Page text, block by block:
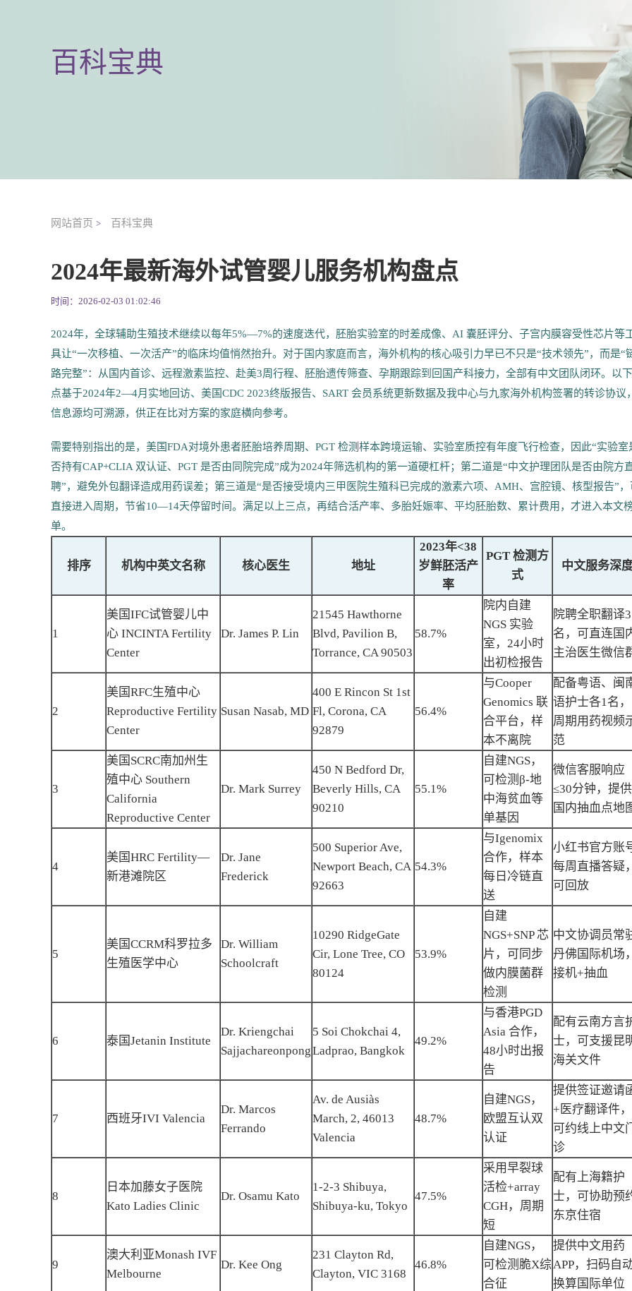
百科宝典
网站首页 > 百科宝典
2024年最新海外试管婴儿服务机构盘点
时间：2026-02-03 01:02:46
2024年，全球辅助生殖技术继续以每年5%—7%的速度迭代，胚胎实验室的时差成像、AI 囊胚评分、子宫内膜容受性芯片等
具让“一次移植、一次活产”的临床均值悄然抬升。对于国内家庭而言，海外机构的核心吸引力早已不只是“技术领先”，而是“
路完整”：从国内首诊、远程激素监控、赴美3周行程、胚胎遗传筛查、孕期跟踪到回国产科接力，全部有中文团队闭环。以
点基于2024年2—4月实地回访、美国CDC 2023终版报告、SART 会员系统更新数据及我中心与九家海外机构签署的转诊协议，
信息源均可溯源，供正在比对方案的家庭横向参考。
需要特别指出的是，美国FDA对境外患者胚胎培养周期、PGT 检测样本跨境运输、实验室质控有年度飞行检查，因此“实验室
否持有CAP+CLIA 双认证、PGT 是否由同院完成”成为2024年筛选机构的第一道硬杠杆；第二道是“中文护理团队是否由院方
聘”，避免外包翻译造成用药误差；第三道是“是否接受境内三甲医院生殖科已完成的激素六项、AMH、宫腔镜、核型报告”，
直接进入周期，节省10—14天停留时间。满足以上三点，再结合活产率、多胎妊娠率、平均胚胎数、累计费用，才进入本文
单。
排序 机构中英文名称 核心医生 地址
2023年<38
岁鲜胚活产
率
PGT 检测方
式
中文服务深
1
美国IFC试管婴儿中
心 INCINTA Fertility
Center
Dr. James P. Lin
21545 Hawthorne
Blvd, Pavilion B,
Torrance, CA 90503
58.7%
院内自建
NGS 实验
室，24小时
出初检报告
院聘全职翻译3
名，可直连国
主治医生微信
2
美国RFC生殖中心
Reproductive Fertility
Center
Susan Nasab, MD
400 E Rincon St 1st
Fl, Corona, CA
92879
56.4%
与Cooper
Genomics 联
合平台，样
本不离院
配备粤语、闽
语护士各1名，
周期用药视频
范
3
美国SCRC南加州生
殖中心 Southern
California
Reproductive Center
Dr. Mark Surrey
450 N Bedford Dr,
Beverly Hills, CA
90210
55.1%
自建NGS，
可检测β-地
中海贫血等
单基因
微信客服响应
≤30分钟，提供
国内抽血点地
4
美国HRC Fertility—
新港滩院区
Dr. Jane
Frederick
500 Superior Ave,
Newport Beach, CA
92663
54.3%
与Igenomix
合作，样本
每日冷链直
送
小红书官方账
每周直播答疑，
可回放
5
美国CCRM科罗拉多
生殖医学中心
Dr. William
Schoolcraft
10290 RidgeGate
Cir, Lone Tree, CO
80124
53.9%
自建
NGS+SNP 芯
片，可同步
做内膜菌群
检测
中文协调员常
丹佛国际机场，
接机+抽血
6 泰国Jetanin Institute
Dr. Kriengchai
Sajjachareonpong
5 Soi Chokchai 4,
Ladprao, Bangkok
49.2%
与香港PGD
Asia 合作，
48小时出报
告
配有云南方言
士，可支援昆
海关文件
7 西班牙IVI Valencia
Dr. Marcos
Ferrando
Av. de Ausiàs
March, 2, 46013
Valencia
48.7%
自建NGS，
欧盟互认双
认证
提供签证邀请
+医疗翻译件，
可约线上中文
诊
8
日本加藤女子医院
Kato Ladies Clinic
Dr. Osamu Kato
1-2-3 Shibuya,
Shibuya-ku, Tokyo
47.5%
采用早裂球
活检+array
CGH，周期
短
配有上海籍护
士，可协助预
东京住宿
9
澳大利亚Monash IVF
Melbourne
Dr. Kee Ong
231 Clayton Rd,
Clayton, VIC 3168
46.8%
自建NGS，
可检测脆X综
合征
提供中文用药
APP，扫码自
换算国际单位